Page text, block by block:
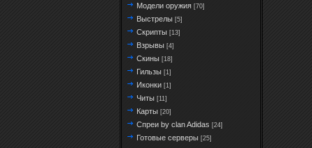
Модели оружия [70]
Выстрелы [5]
Скрипты [13]
Взрывы [4]
Скины [18]
Гильзы [1]
Иконки [1]
Читы [11]
Карты [20]
Спреи by clan Adidas [24]
Готовые серверы [25]